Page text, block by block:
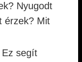
Nyugodt
érzek? Mit
Ez segít